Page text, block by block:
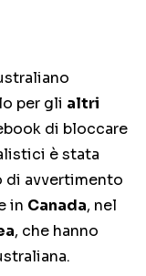
per gli altri
di bloccare
è stata
di avvertimento
in Canada, nel
, che hanno